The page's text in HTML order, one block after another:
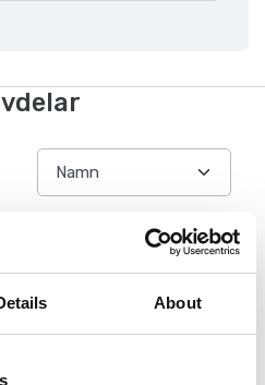
About